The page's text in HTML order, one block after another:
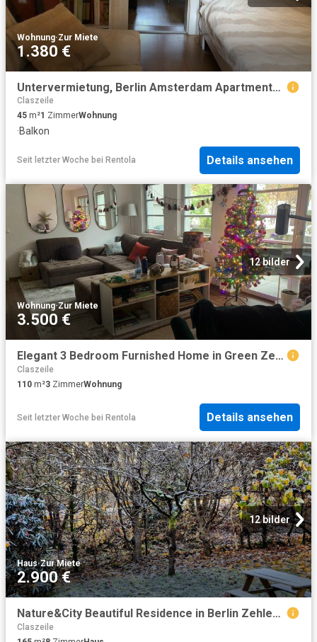
Wohnung·Zur Miete
1.380 €
Untervermietung, Berlin Amsterdam Apartments for Rent
Claszeile
45 m²1 ZimmerWohnung
·Balkon
Seit letzter Woche bei Rentola Details ansehen
12 bilder
Wohnung·Zur Miete
3.500 €
Elegant 3 Bedroom Furnished Home in Green Zehlendorf Mitte– Garden, Terrace & Parking, Berlin Amsterdam Apartments for Rent
Claszeile
110 m²3 ZimmerWohnung
Seit letzter Woche bei Rentola Details ansehen
12 bilder
Haus·Zur Miete
2.900 €
Nature&City Beautiful Residence in Berlin Zehlendorf
Claszeile